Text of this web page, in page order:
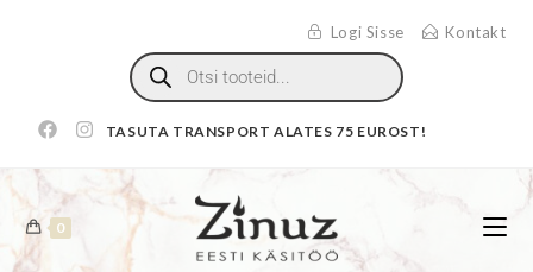
Logi Sisse Kontakt
TASUTA TRANSPORT ALATES 75 EUROST!
0